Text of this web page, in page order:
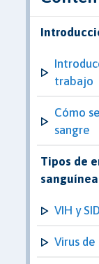
trabajo
Cómo
sangre
Tipos de
sanguínea
VIH y
Virus